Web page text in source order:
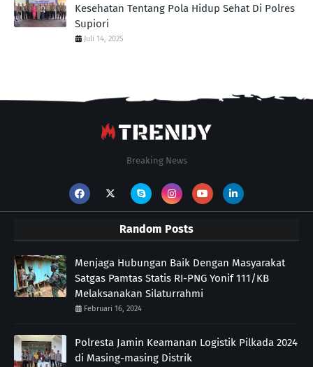
Kesehatan Tentang Pola Hidup Sehat Di Polres
Supiori
Juli 14, 2025
Breaking News
Random Posts
Menjaga Hubungan Baik Dengan Masyarakat
Satgas Pamtas Statis RI-PNG Yonif 111/KB
Melaksanakan Silaturrahmi
Februari 16, 2024
Polresta Jamin Keamanan Logistik Pilkada 2024
di Masing-masing Distrik